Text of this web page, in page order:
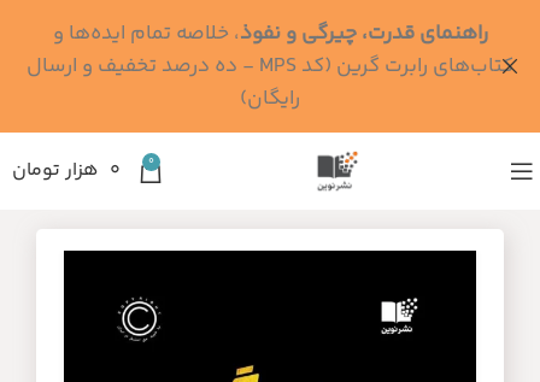
0 ۰ هزار تومان
راهنمای قدرت، چیرگی و نفوذ، خلاصه تمام ایده‌ها و
کتاب‌های رابرت گرین (کد MPS - ده درصد تخفیف و ارسال
رایگان)